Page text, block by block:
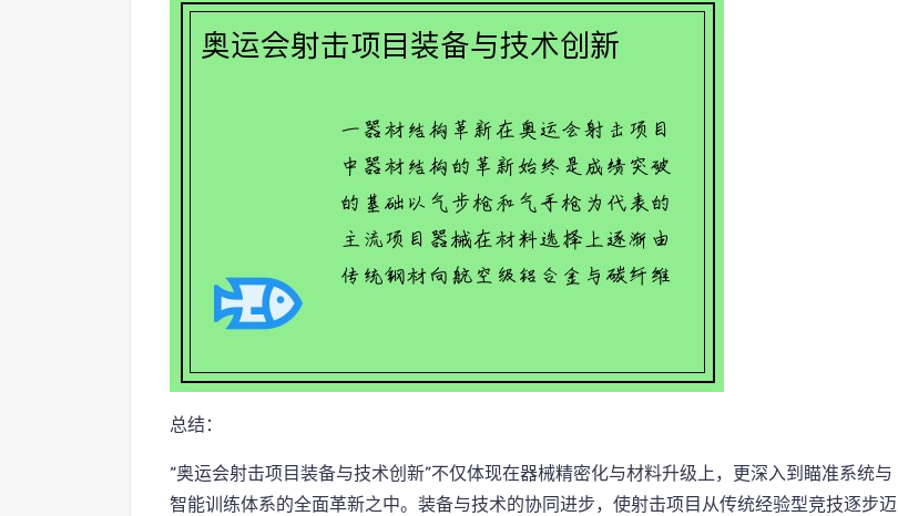
总结：
“奥运会射击项目装备与技术创新”不仅体现在器械精密化与材料升级上，更深入到瞄准系统与
智能训练体系的全面革新之中。装备与技术的协同进步，使射击项目从传统经验型竞技逐步迈